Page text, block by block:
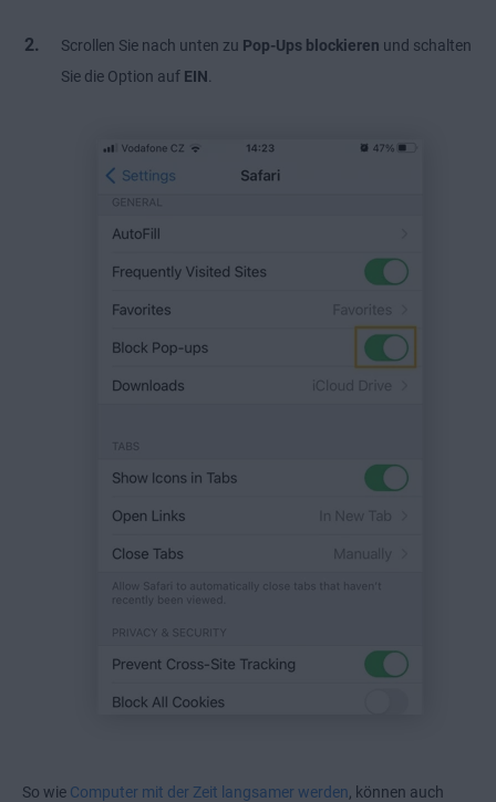
Scrollen Sie nach unten zu Pop-Ups blockieren und schalten
Sie die Option auf EIN
So wie Computer mit der Zeit langsamer werden , können auch